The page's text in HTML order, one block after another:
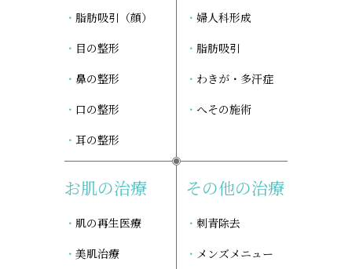
脂肪吸引（顔）
目の整形
鼻の整形
口の整形
耳の整形
婦人科形成
脂肪吸引
わきが・多汗症
へその施術
お肌の治療
肌の再生医療
美肌治療
その他の治療
刺青除去
メンズメニュー